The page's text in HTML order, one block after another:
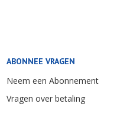
ABONNEE VRAGEN
Neem een Abonnement
Vragen over betaling